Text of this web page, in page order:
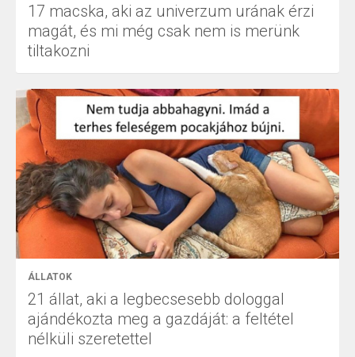
17 macska, aki az univerzum urának érzi
magát, és mi még csak nem is merünk
tiltakozni
ÁLLATOK
21 állat, aki a legbecsesebb dologgal
ajándékozta meg a gazdáját: a feltétel
nélküli szeretettel